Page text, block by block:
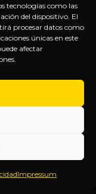
tecnologías como las
del dispositivo. El
procesar datos como
únicas en este
afectar
Impressum
y
SÍGUENOS